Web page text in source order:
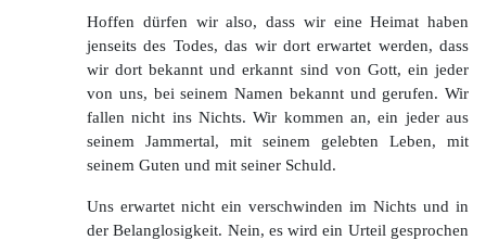
Hoffen dürfen wir also, dass wir eine Heimat haben
jenseits des Todes, das wir dort erwartet werden, dass
wir dort bekannt und erkannt sind von Gott, ein jeder
von uns, bei seinem Namen bekannt und gerufen. Wir
fallen nicht ins Nichts. Wir kommen an, ein jeder aus
seinem Jammertal, mit seinem gelebten Leben, mit
seinem Guten und mit seiner Schuld.
Uns erwartet nicht ein verschwinden im Nichts und in
der Belanglosigkeit. Nein, es wird ein Urteil gesprochen